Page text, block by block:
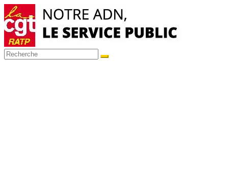
Passer
au
contenu